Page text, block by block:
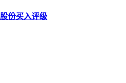
份买入评级